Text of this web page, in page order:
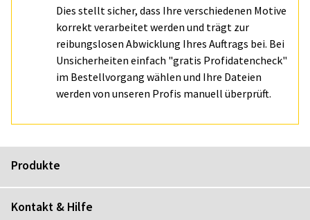
Dies stellt sicher, dass Ihre verschiedenen Motive
korrekt verarbeitet werden und trägt zur
reibungslosen Abwicklung Ihres Auftrags bei. Bei
Unsicherheiten einfach "gratis Profidatencheck"
im Bestellvorgang wählen und Ihre Dateien
werden von unseren Profis manuell überprüft.
Produkte
Kontakt & Hilfe